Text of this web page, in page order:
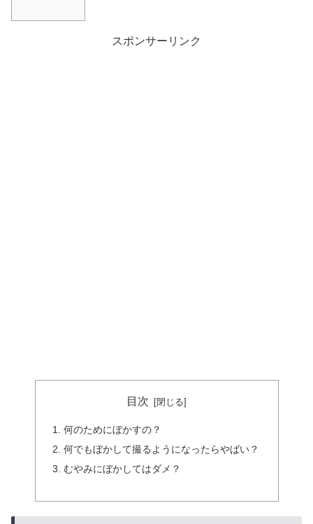
スポンサーリンク
目次
何のためにぼかすの？
何でもぼかして撮るようになったらやばい？
むやみにぼかしてはダメ？